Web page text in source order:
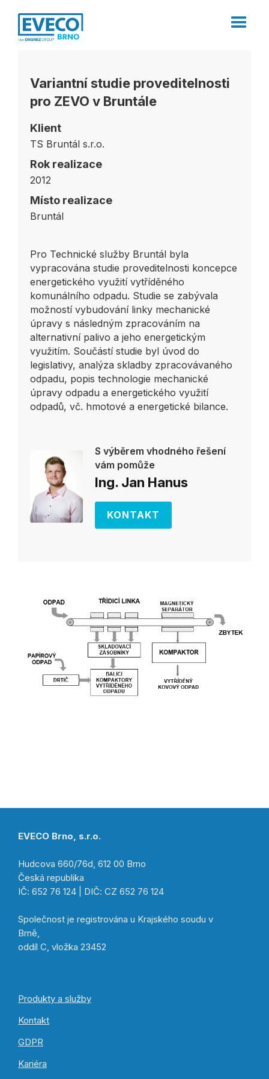
Variantní studie proveditelnosti
pro ZEVO v Bruntále
Klient
TS Bruntál s.r.o.
Rok realizace
2012
Místo realizace
Bruntál
Pro Technické služby Bruntál byla
vypracována studie proveditelnosti koncepce
energetického využití vytříděného
komunálního odpadu. Studie se zabývala
možností vybudování linky mechanické
úpravy s následným zpracováním na
alternativní palivo a jeho energetickým
využitím. Součástí studie byl úvod do
legislativy, analýza skladby zpracovávaného
odpadu, popis technologie mechanické
úpravy odpadu a energetického využití
odpadů, vč. hmotové a energetické bilance.
S výběrem vhodného řešení
vám pomůže
Ing. Jan Hanus
KONTAKT
EVECO Brno, s.r.o.
Hudcova 660/76d, 612 00 Brno
Česká republika
IČ: 652 76 124 | DIČ: CZ 652 76 124
Společnost je registrována u Krajského soudu v
Brně,
oddíl C, vložka 23452
Produkty a služby
Kontakt
GDPR
Kariéra